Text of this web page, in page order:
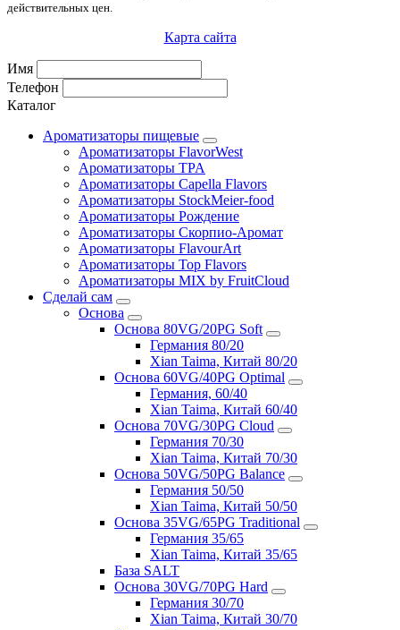
действительных цен.
Карта сайта
Имя
Телефон
Каталог
Ароматизаторы пищевые
Ароматизаторы FlavorWest
Ароматизаторы TPA
Ароматизаторы Capella Flavors
Ароматизаторы StockMeier-food
Ароматизаторы Рождение
Ароматизаторы Скорпио-Аромат
Ароматизаторы FlavourArt
Ароматизаторы Top Flavors
Ароматизаторы MIX by FruitCloud
Сделай сам
Основа
Основа 80VG/20PG Soft
Германия 80/20
Xian Taima, Китай 80/20
Основа 60VG/40PG Optimal
Германия, 60/40
Xian Taima, Китай 60/40
Основа 70VG/30PG Cloud
Германия 70/30
Xian Taima, Китай 70/30
Основа 50VG/50PG Balance
Германия 50/50
Xian Taima, Китай 50/50
Основа 35VG/65PG Traditional
Германия 35/65
Xian Taima, Китай 35/65
База SALT
Основа 30VG/70PG Hard
Германия 30/70
Xian Taima, Китай 30/70